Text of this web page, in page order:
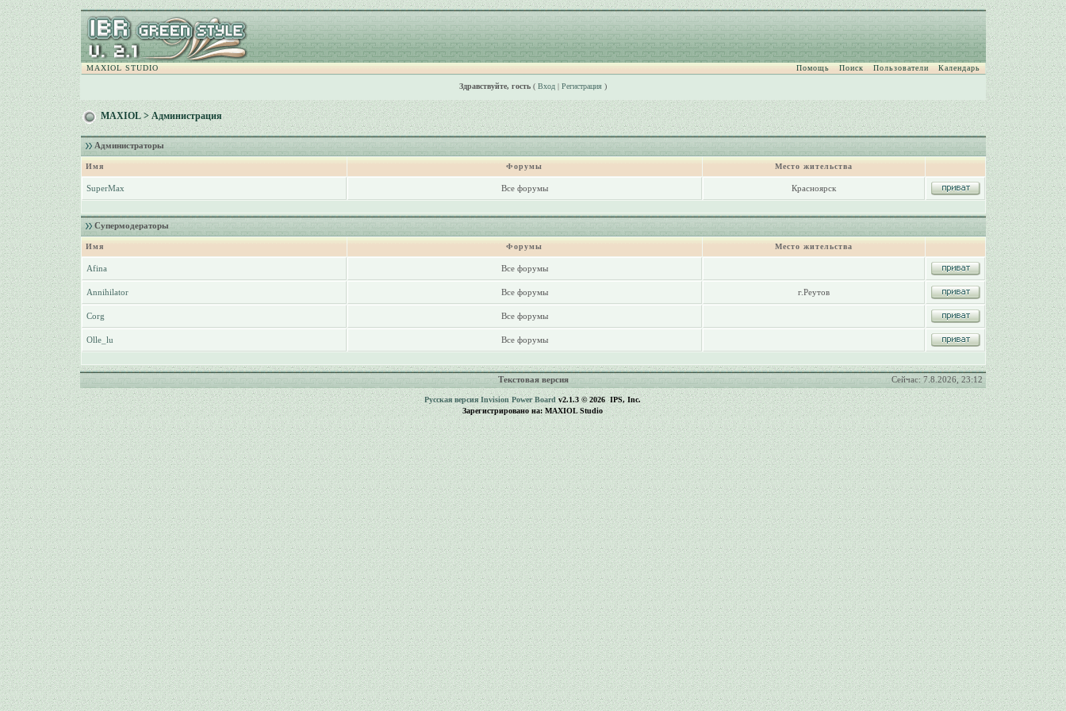
MAXIOL STUDIO Помощь Поиск Пользователи Календарь
Здравствуйте, гость( Вход| Регистрация)
MAXIOL> Администрация
Администраторы
Имя Форумы Место жительства
SuperMax Все форумы Красноярск
Супермодераторы
Имя Форумы Место жительства
Afina Все форумы
Annihilator Все форумы г.Реутов
Corg Все форумы
Olle_lu Все форумы
Текстовая версия Сейчас: 7.8.2026, 23:12
Русская версия Invision Power Boardv2.1.3 © 2026 IPS, Inc.
Зарегистрировано на: MAXIOL Studio